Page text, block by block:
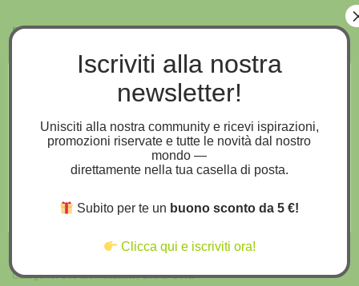
Formato
Aggiungi al carrello
AROM.25.AR-250
Categorie:Olio aromatizzato,Olio di Oliva
Questo sito usa i cookies
l'esperienza più pertinente ricordando le tue preferenze e
le visite ripetute. Cliccando su “Accetta tutto” acconsenti
all'uso di TUTTI i cookie. Tuttavia, puoi visitare
"Impostazioni cookie" per fornire un consenso controllato.
Iscriviti alla nostra
newsletter!
Unisciti alla nostra community e ricevi ispirazioni,
promozioni riservate e tutte le novità dal nostro
mondo —
direttamente nella tua casella di posta.
Subito per te un buono sconto da 5 €!
Clicca qui e iscriviti ora!